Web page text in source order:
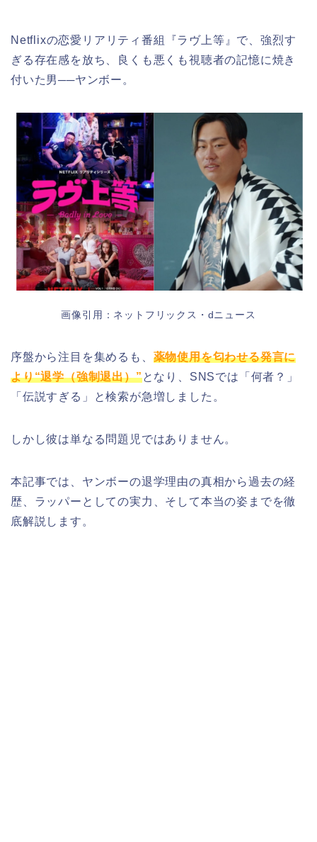
Netflixの恋愛リアリティ番組『ラヴ上等』で、強烈す
ぎる存在感を放ち、良くも悪くも視聴者の記憶に焼き
付いた男──ヤンボー。
画像引用：ネットフリックス・dニュース
序盤から注目を集めるも、 薬物使用を匂わせる発言に
より“退学（強制退出）”となり、SNSでは「何者？」
「伝説すぎる」と検索が急増しました。
しかし彼は単なる問題児ではありません。
本記事では、ヤンボーの退学理由の真相から過去の経
歴、ラッパーとしての実力、そして本当の姿までを徹
底解説します。